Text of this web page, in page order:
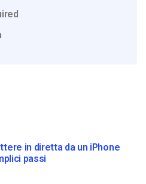
in diretta da un iPhone
passi